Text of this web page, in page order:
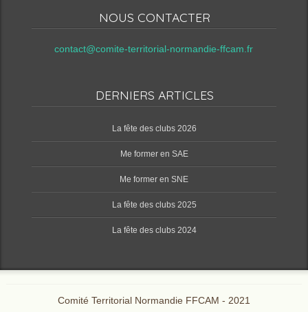
NOUS CONTACTER
contact@comite-territorial-normandie-ffcam.fr
DERNIERS ARTICLES
‌La fête des clubs 2026
Me former en SAE
Me former en SNE
‌La fête des clubs 2025
‌La fête des clubs 2024
Comité Territorial Normandie FFCAM - 2021